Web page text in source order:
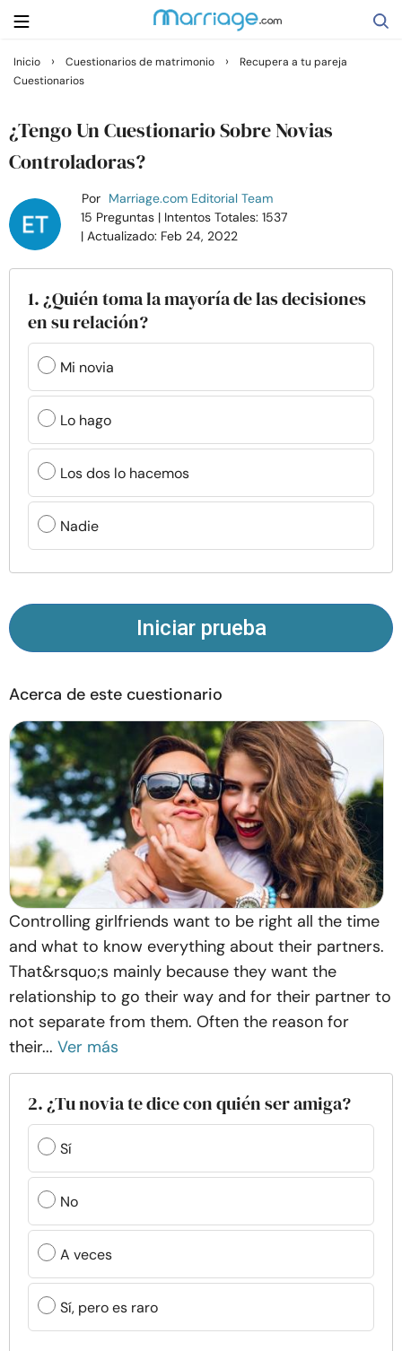
Buscar
Casarse
Relaciones
Familia
Ayuda
Cursos
Recursos
Comunidad
Encuentra un terapeuta
Idioma
Sobre nosotros Escríbenos
© Copyright 2026. Todos los derechos reservados.
Inicio › Cuestionarios de matrimonio ›
Recupera a tu pareja
Cuestionarios
¿Tengo Un Cuestionario Sobre Novias
Controladoras?
Por Marriage.com Editorial Team
15 Preguntas | Intentos Totales: 1537
| Actualizado: Feb 24, 2022
1. ¿Quién toma la mayoría de las decisiones
en su relación?
Mi novia
Lo hago
Los dos lo hacemos
Nadie
Iniciar prueba
Acerca de este cuestionario
Controlling girlfriends want to be right all the time
and what to know everything about their partners.
That&rsquo;s mainly because they want the
relationship to go their way and for their partner to
not separate from them. Often the reason for
their... Ver más
2. ¿Tu novia te dice con quién ser amiga?
Sí
No
A veces
Sí, pero es raro